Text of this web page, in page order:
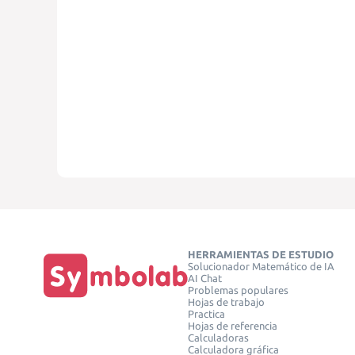
HERRAMIENTAS DE ESTUDIO
Solucionador Matemático de IA
AI Chat
Problemas populares
Hojas de trabajo
Practica
Hojas de referencia
Calculadoras
Calculadora gráfica